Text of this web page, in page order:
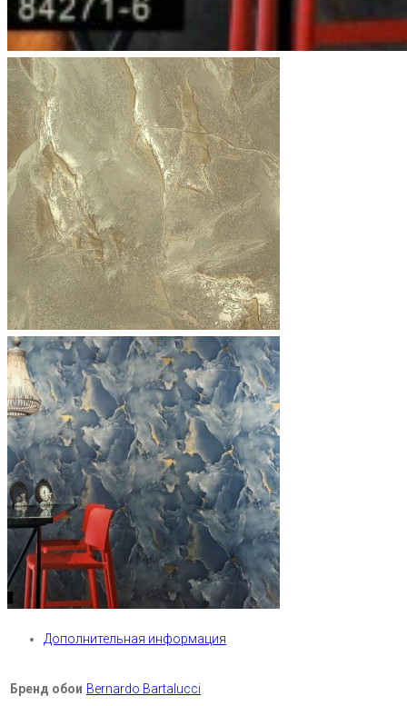
Дополнительная информация
Бренд обои Bernardo Bartalucci